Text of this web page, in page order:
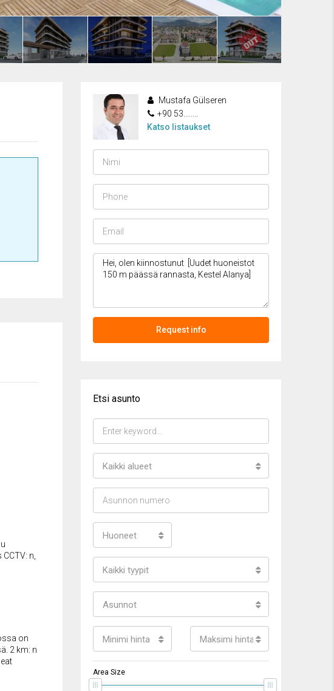
n,
on
2 km: n
Mustafa Gülseren
+90 53........
Katso listaukset
Request info
Etsi asunto
Kaikki alueet
Huoneet
Kaikki tyypit
Asunnot
Minimi hinta Maksimi hinta
Area Size